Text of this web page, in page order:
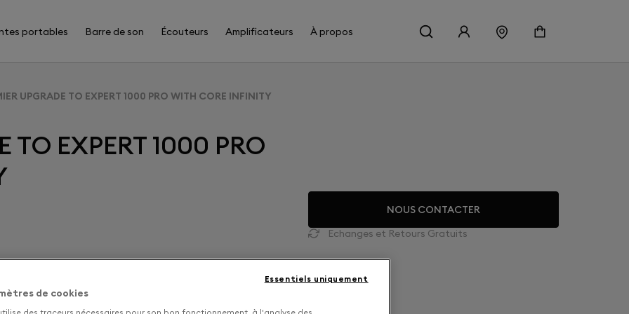
portables Barre de son Écouteurs Amplificateurs À propos
UPGRADE TO EXPERT 1000 PRO WITH CORE INFINITY
TO EXPERT 1000 PRO
NOUS CONTACTER
Echanges et Retours Gratuits
de cookies
Essentiels uniquement